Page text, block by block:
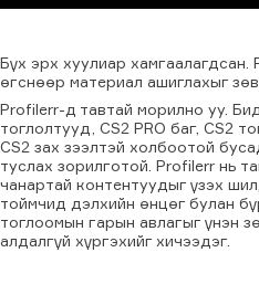
Бүх эрх хуулиар хамгаалагдсан.
өгснөөр материал ашиглахыг
Profilerr-д тавтай морилно уу.
тоглолтууд, CS2 PRO баг, CS2
CS2 зах зээлтэй холбоотой
туслах зорилготой. Profilerr нь
чанартай контентуудыг үзэх
тоймчид дэлхийн өнцөг булан
тоглоомын гарын авлагыг үнэн
алдалгүй хүргэхийг хичээдэг.